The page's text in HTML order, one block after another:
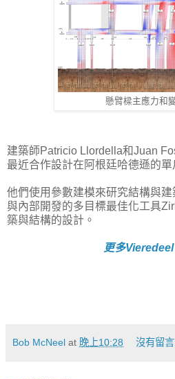
懸臂樑主應力和
建築師Patricio Llordella和Juan
最近合作設計在阿根廷哈德遜的單
他們使用參數建模來研究結構與
與內部開發的多目標最佳化工具
築與結構的設計。
更多
Bob McNeel at 晚上10:28 沒有留